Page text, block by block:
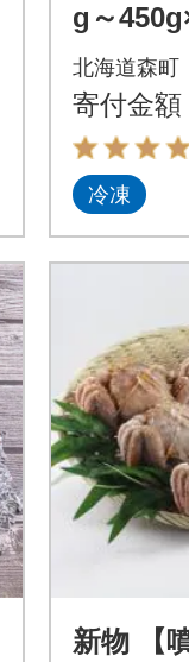
g～
北海道森町
寄付金額
冷凍
新物 【